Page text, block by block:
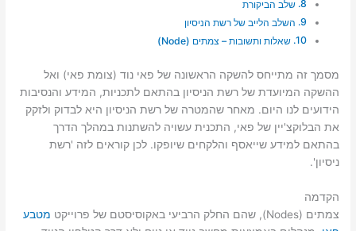
שלב הביקורת
השלב הלייב של רשת הניסיון
שאלות ותשובות – צמתים (Node)
מסמך זה מתייחס להשקה הראשונה של פאי נוד (צומת פאי) ואל
ההשקה המיועדת של רשת הניסיון בהתאם לתכניות, המידע והנסיבות
הידועים לנו היום. מאחר שהמטרה של רשת הניסיון היא לבדוק ולזקק
את הבלוקצ'יין של פאי, התכנית עשויה להשתנות במהלך הדרך
בהתאם למידע שייאסף והלקחים שיופקו. לכן קוראים לזה 'רשת
ניסיון'.
הקדמה
צמתים (Nodes), שהם החלק הרביעי באקוסיסטם של פרוייקט
מטבע